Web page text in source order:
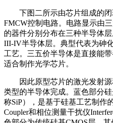
下图二所示由芯片组成的闭
FMCW控制电路。电路显示由
的器件分别分布在三种半导体
III-IV半导体层。典型代表为砷
工艺。三五价半导体是直接能
适合制作光学芯片。
因此原型芯片的激光发射源
类型的半导体完成。蓝色部分硅
称SiP），是基于硅基工艺制作
Coupler和相位测量干扰仪